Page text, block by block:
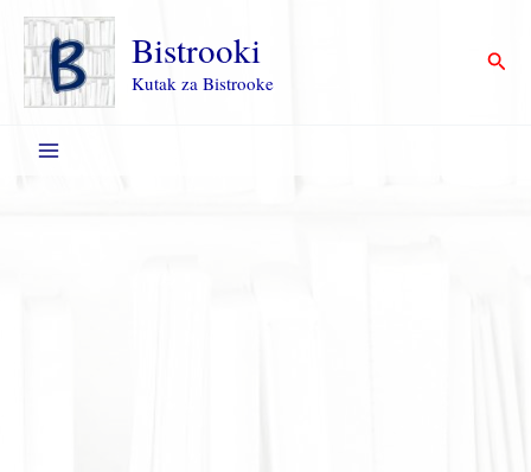
Пређи
садржај
Bistrooki
Kutak za Bistrooke